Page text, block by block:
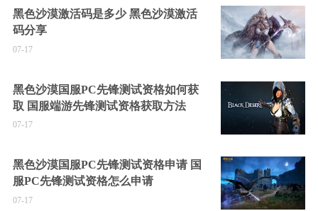
黑色沙漠激活码是多少 黑色沙漠激活
码分享
07-17
黑色沙漠国服PC先锋测试资格如何获
取 国服端游先锋测试资格获取方法
07-17
黑色沙漠国服PC先锋测试资格申请 国
服PC先锋测试资格怎么申请
07-17